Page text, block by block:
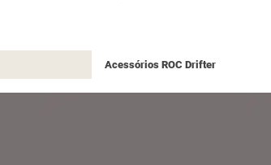
Acessórios ROC Drifter